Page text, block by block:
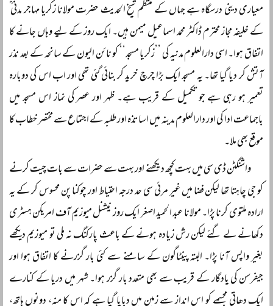
معیاری دینی درسگاہ ہے جہاں کے منتظم شیخ الحدیث حضرت مولانا زکریا مہاجر مدنی ؒ
کے خلیفہ مجاز محترم ڈاکٹر محمد اسماعیل میمن ہیں۔ ایک روز کے لیے وہاں جانے کا
اتفاق ہوا۔ اسی دارالعلوم مدنیہ کی ’’زکریا مسجد‘‘ کو نائن الیون کے سانحہ کے بعد نذر
آتش کر دیا گیا تھا۔ یہ مسجد ایک بڑا چرچ خرید کر بنائی گئی تھی اور اب اس کی دوبارہ
تعمیر ہو رہی ہے جو تکمیل کے قریب ہے۔ ظہر اور عصر کی نماز اس مسجد میں
باجماعت ادا کی اور دارالعلوم مدینہ میں اساتذہ اور طلبہ کے اجتماع سے مختصر خطاب کا
موقع بھی ملا۔
واشنگٹن ڈی سی میں بہت کچھ دیکھنے اور بہت سے حضرات سے بات چیت کرنے
کو جی چاہتا تھا لیکن فضا میں غیر مرئی سی حد درجہ احتیاط اور چوکنا پن محسوس کر کے یہ
ارادہ ملتوی کرنا پڑا۔ مولانا عبد الحمید اصغر ایک روز نیشنل میوزیم آف امریکن ہسٹری
دکھانے لے گئے لیکن رش زیادہ ہونے کے باعث پارکنگ نہ ملی تو میوزیم دیکھے
بغیر واپس آنا پڑا۔ البتہ پینٹاگون کے سامنے سے کئی بار گزرنے کا اتفاق ہوا اور
جیفرسن کی یادگار کے قریب سے بھی متعدد بار گزر ہوا۔ شہر میں دریا کے کنارے
ایک دھاتی مجسمے کو اس انداز سے زمین میں دبایا گیا ہے کہ اس کا منہ، دونوں ہاتھ،